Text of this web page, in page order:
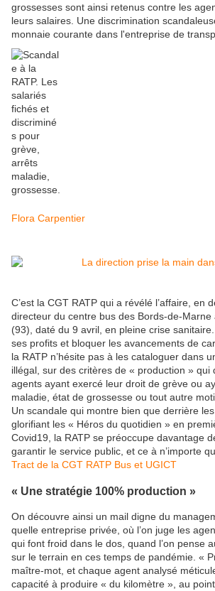
grossesses sont ainsi retenus contre les
leurs salaires. Une discrimination
monnaie courante dans l'entreprise de
Flora Carpentier
C’est la CGT RATP qui a révélé l’affaire, en
directeur du centre bus des Bords-de-Marne
(93), daté du 9 avril, en pleine crise
ses profits et bloquer les avancements de
la RATP n’hésite pas à les cataloguer dans
illégal, sur des critères de « production » qui
agents ayant exercé leur droit de grève ou
maladie, état de grossesse ou tout autre
Un scandale qui montre bien que derrière
glorifiant les « Héros du quotidien » en
Covid19, la RATP se préoccupe davantage
garantir le service public, et ce à n’importe
Tract de la CGT RATP Bus et UGICT
« Une stratégie 100% production »
On découvre ainsi un mail digne du
quelle entreprise privée, où l’on juge les
qui font froid dans le dos, quand l’on pense
sur le terrain en ces temps de pandémie. «
maître-mot, et chaque agent analysé
capacité à produire « du kilomètre », au